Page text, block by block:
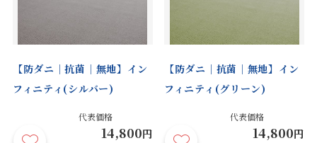
【防ダニ｜抗菌｜無地】イン
フィニティ(シルバー)
代表価格
14,800円
【防ダニ｜抗菌｜無地】イン
フィニティ(グリーン)
代表価格
14,800円